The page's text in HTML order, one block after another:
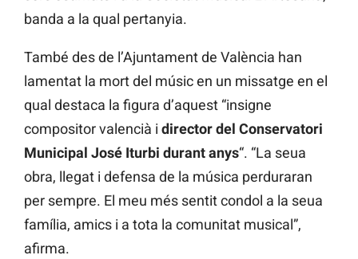
banda a la qual pertanyia.
També des de l’Ajuntament de València han
lamentat la mort del músic en un missatge en el
qual destaca la figura d’aquest “insigne
compositor valencià i director del Conservatori
Municipal José Iturbi durant anys“. “La seua
obra, llegat i defensa de la música perduraran
per sempre. El meu més sentit condol a la seua
família, amics i a tota la comunitat musical”,
afirma.